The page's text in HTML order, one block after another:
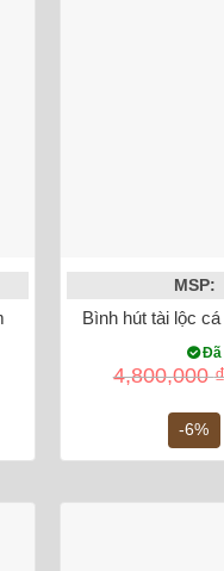
₫.
-6%
MSP:
Bình hút tài lộc
Đã
4,800,000₫